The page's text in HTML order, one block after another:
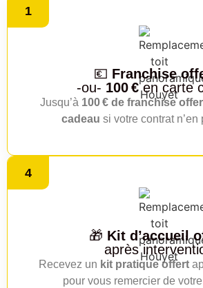
1
💶 Franchise
-ou- 100 €en carte
Jusqu’à 100 € de franchise
cadeau si votre contrat n’en
4
🎁 Kit d’accueil
après
Recevez un kit pratique offert
pour vous remercier de